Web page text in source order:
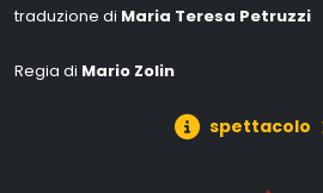
traduzione di Maria Teresa Petruzzi
Regia di Mario Zolin
spettacolo